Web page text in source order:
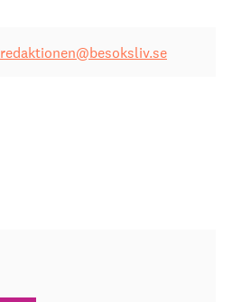
redaktionen@besoksliv.se